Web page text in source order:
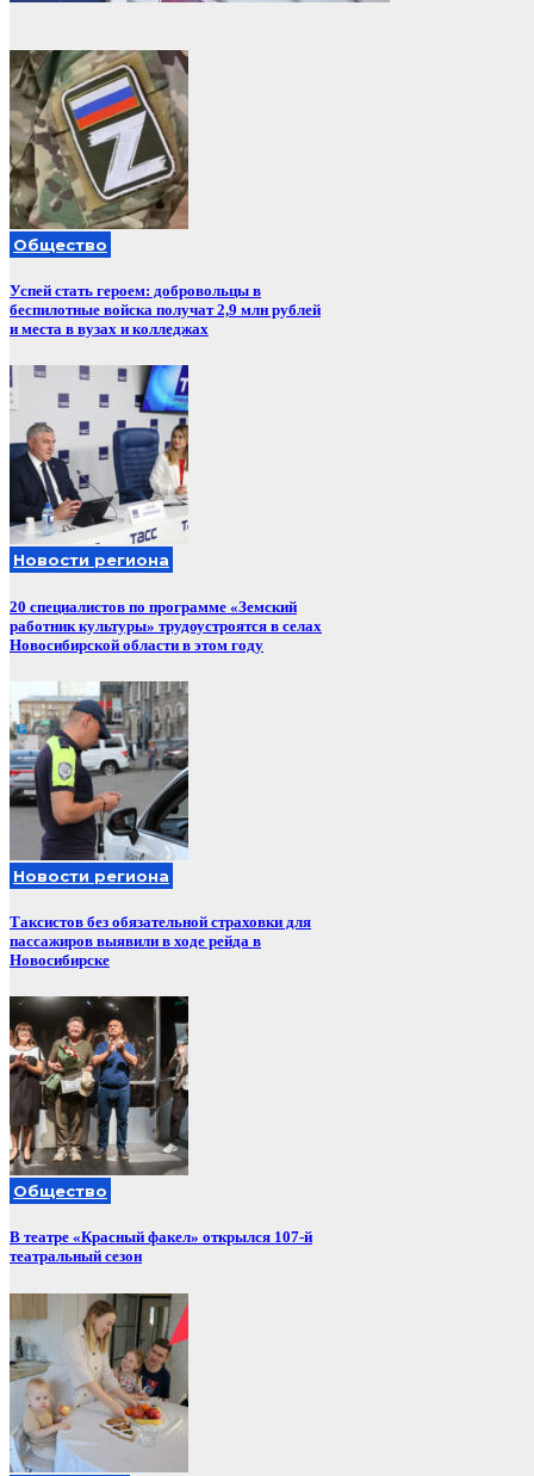
Общество
Успей стать героем: добровольцы в
беспилотные войска получат 2,9 млн рублей
и места в вузах и колледжах
Новости региона
20 специалистов по программе «Земский
работник культуры» трудоустроятся в селах
Новосибирской области в этом году
Новости региона
Таксистов без обязательной страховки для
пассажиров выявили в ходе рейда в
Новосибирске
Общество
В театре «Красный факел» открылся 107-й
театральный сезон